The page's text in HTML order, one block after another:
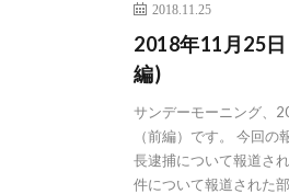
2018.11.25
2018年11月25
編)
サンデーモーニング、
（前編）です。 今回
長逮捕について報道さ
件について報道された